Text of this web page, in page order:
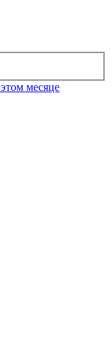
месяце